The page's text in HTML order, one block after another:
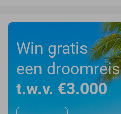
Win gratis
een droomreis
t.w.v. €3.000